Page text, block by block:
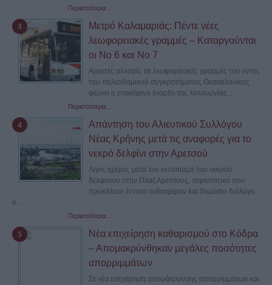
Περισσότερα...
Μετρό Καλαμαριάς: Πέντε νέες
λεωφορειακές γραμμές – Καταργούνται
οι Νο 6 και Νο 7
Αρκετές αλλαγές σε λεωφορειακές γραμμές του εντός
του πολεοδομικού συγκροτήματος Θεσσαλονίκης
φέρνει η επικείμενη έναρξη της λειτουργίας...
Περισσότερα...
Απάντηση του Αλιευτικού Συλλόγου
Νέας Κρήνης μετά τις αναφορές για το
νεκρό δελφίνι στην Αρετσού
Λίγες ημέρες μετά τον εντοπισμό του νεκρού
δελφινιού στην Πλαζ Αρετσούς, περιστατικό που
προκάλεσε έντονο ενδιαφέρον και δημόσιο διάλογο,
ο...
Περισσότερα...
Νέα επιχείρηση καθαρισμού στο Κόδρα
– Απομακρύνθηκαν μεγάλες ποσότητες
απορριμμάτων
Σε νέα επιχείρηση απομάκρυνσης απορριμμάτων και